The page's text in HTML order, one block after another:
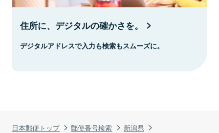
日本郵便トップ 郵便番号検索
新潟県
住所に、デジタルの確かさを。
デジタルアドレスで入力も検索もスムーズに。